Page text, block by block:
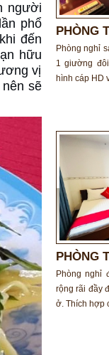
người
phổ
đến
hữu
vị
sẽ
PHÒNG
NGƯỜI
Phòng nghỉ
1 giường
hình cáp HD
PHÒNG
ĐÔI
Phòng nghỉ
rộng rãi đầy
ở. Thích hợp